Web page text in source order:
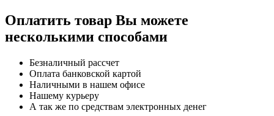
Оплатить товар Вы можете
несколькими способами
Безналичный рассчет
Оплата банковской картой
Наличными в нашем офисе
Нашему курьеру
А так же по средствам электронных денег